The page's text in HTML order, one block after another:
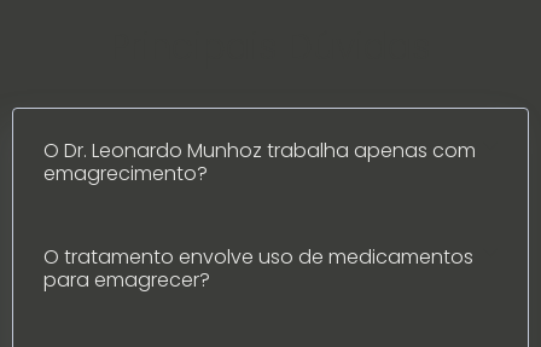
O Dr. Leonardo Munhoz trabalha apenas com
emagrecimento?
O tratamento envolve uso de medicamentos
para emagrecer?